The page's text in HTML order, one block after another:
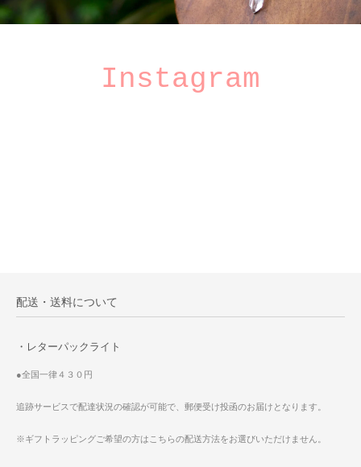
Instagram
配送・送料について
・レターパックライト
●全国一律４３０円
追跡サービスで配達状況の確認が可能で、郵便受け投函のお届けとなります。
※ギフトラッピングご希望の方はこちらの配送方法をお選びいただけません。